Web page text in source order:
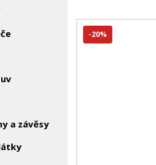
a závěsy
-20%